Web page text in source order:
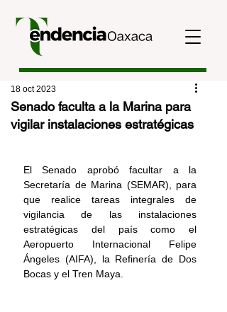
Senado faculta a la Marina para
vigilar instalaciones estratégicas
18 oct 2023
El Senado aprobó facultar a la
Secretaría de Marina (SEMAR), para
que realice tareas integrales de
vigilancia de las instalaciones
estratégicas del país como el
Aeropuerto Internacional Felipe
Ángeles (AIFA), la Refinería de Dos
Bocas y el Tren Maya.